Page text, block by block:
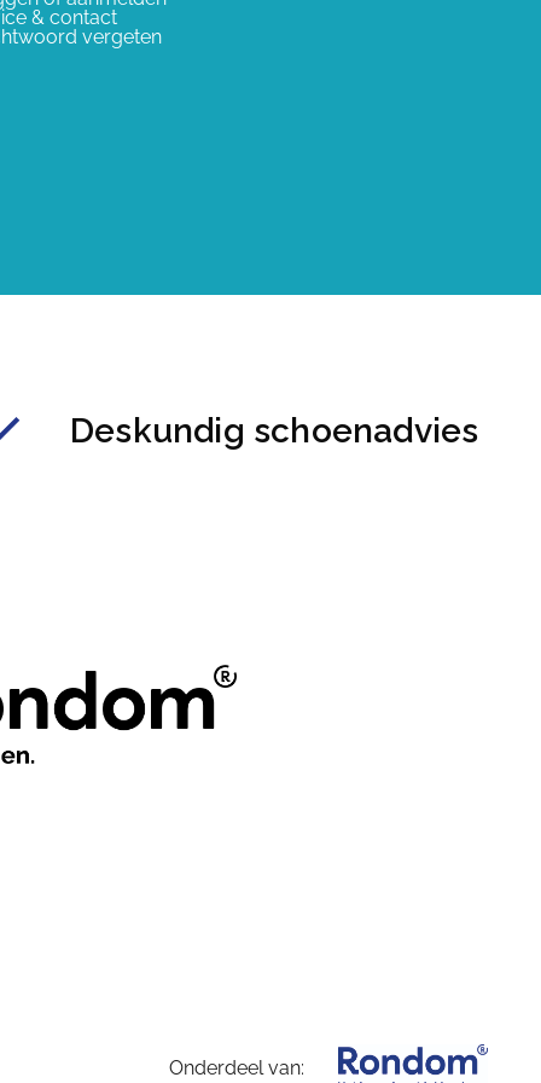
& contact
vergeten
Deskundig schoenadvies
Onderdeel van: